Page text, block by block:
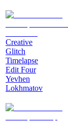
Creative
Glitch
Timelapse
Edit Four
Yevhen
Lokhmatov